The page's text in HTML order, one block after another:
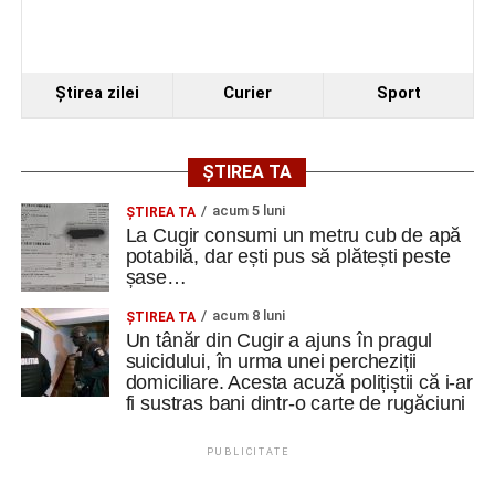
ansamblu într-un concept peisagistic unitar.
Centrul multicultural „dr. Ioan Mihu” va deveni un nou
punct de interes pentru comunitatea din Vinerea și orașul
Cugir, contribuind la valorificarea patrimoniului local și la
dezvoltarea vieții culturale din zonă.
Adaugă cugirinfo.ro ca sursă
preferată pe Google
Ultimele știri din Cugir
Ştirea zilei Curier Sport
ȘTIREA TA
ȘTIREA TA acum 5 luni
La Cugir consumi un metru cub de apă
potabilă, dar ești pus să plătești peste
șase…
ȘTIREA TA acum 8 luni
Un tânăr din Cugir a ajuns în pragul
suicidului, în urma unei percheziții
domiciliare. Acesta acuză polițiștii că i-ar
fi sustras bani dintr-o carte de rugăciuni
PUBLICITATE